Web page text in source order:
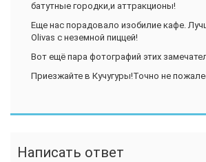
батутные городки,и аттракционы!
Еще нас порадовало изобилие кафе.
Olivas с неземной пиццей!
Вот ещё пара фотографий этих
Приезжайте в Кучугуры!Точно не
Написать ответ